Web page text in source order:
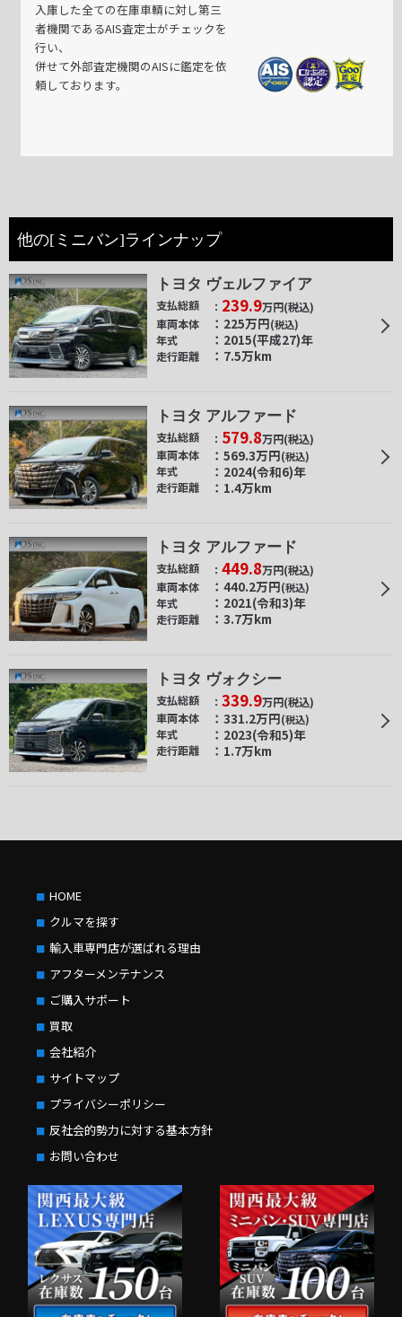
入庫した全ての在庫車輌に対し第三
者機関であるAIS査定士がチェックを
行い、
併せて外部査定機関のAISに鑑定を依
頼しております。
他の[ミニバン]ラインナップ
トヨタ ヴェルファイア
支払総額 239.9万円(税込)
車両本体
225万円(税込)
年式 2015(平成27)年
走行距離 7.5万km
トヨタ アルファード
支払総額 579.8万円(税込)
車両本体
569.3万円(税込)
年式 2024(令和6)年
走行距離 1.4万km
トヨタ アルファード
支払総額 449.8万円(税込)
車両本体
440.2万円(税込)
年式 2021(令和3)年
走行距離 3.7万km
トヨタ ヴォクシー
支払総額 339.9万円(税込)
車両本体
331.2万円(税込)
年式 2023(令和5)年
走行距離 1.7万km
HOME
クルマを探す
輸入車専門店が選ばれる理由
アフターメンテナンス
ご購入サポート
買取
会社紹介
サイトマップ
プライバシーポリシー
反社会的勢力に対する基本方針
お問い合わせ